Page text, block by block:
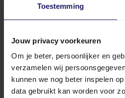
Toestemming
Jouw privacy voorkeuren
Om je beter, persoonlijker en
verzamelen wij
kunnen we nog beter inspelen
data gebruikt kan worden voor